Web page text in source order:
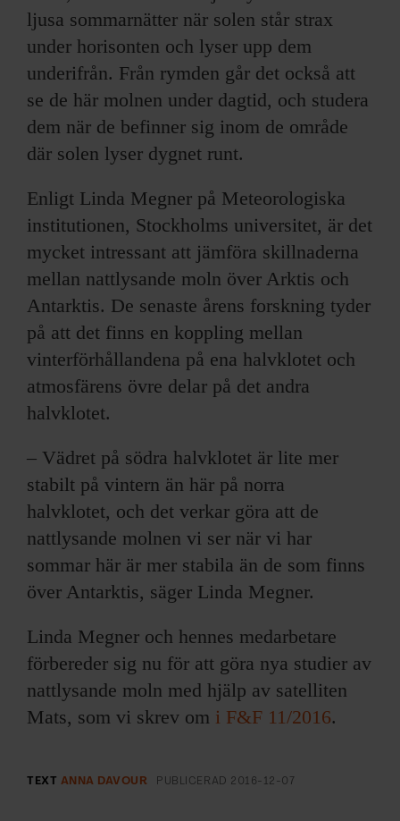
ljusa sommarnätter när solen står strax
under horisonten och lyser upp dem
underifrån. Från rymden går det också att
se de här molnen under dagtid, och studera
dem när de befinner sig inom de område
där solen lyser dygnet runt.
Enligt Linda Megner på Meteorologiska
institutionen, Stockholms universitet, är det
mycket intressant att jämföra skillnaderna
mellan nattlysande moln över Arktis och
Antarktis. De senaste årens forskning tyder
på att det finns en koppling mellan
vinterförhållandena på ena halvklotet och
atmosfärens övre delar på det andra
halvklotet.
– Vädret på södra halvklotet är lite mer
stabilt på vintern än här på norra
halvklotet, och det verkar göra att de
nattlysande molnen vi ser när vi har
sommar här är mer stabila än de som finns
över Antarktis, säger Linda Megner.
Linda Megner och hennes medarbetare
förbereder sig nu för att göra nya studier av
nattlysande moln med hjälp av satelliten
Mats, som vi skrev om i F&F 11/2016.
TEXT ANNA DAVOUR PUBLICERAD 2016-12-07